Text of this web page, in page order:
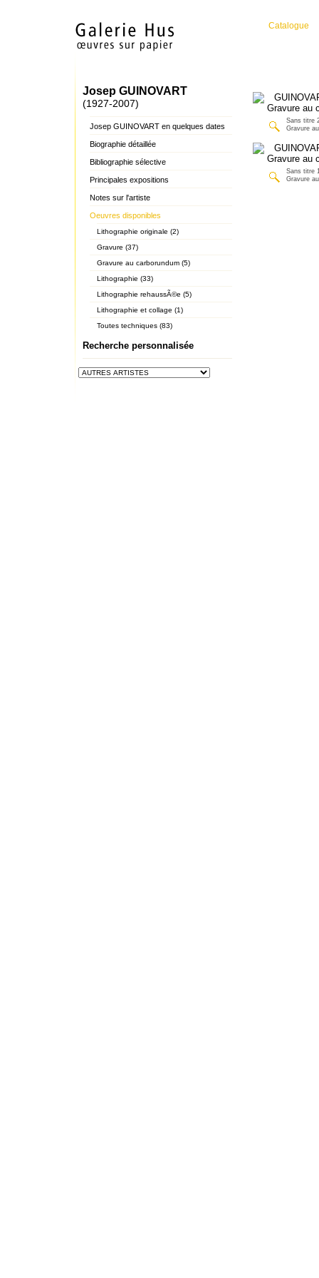
Catalogue
Josep GUINOVART
(1927-2007)
Josep GUINOVART en quelques dates
Biographie détaillée
Bibliographie sélective
Principales expositions
Notes sur l'artiste
Oeuvres disponibles
Lithographie originale (2)
Gravure (37)
Gravure au carborundum (5)
Lithographie (33)
Lithographie rehaussÃ©e (5)
Lithographie et collage (1)
Toutes techniques (83)
Recherche personnalisée
Sans titre
Gravure
Sans titre
Gravure